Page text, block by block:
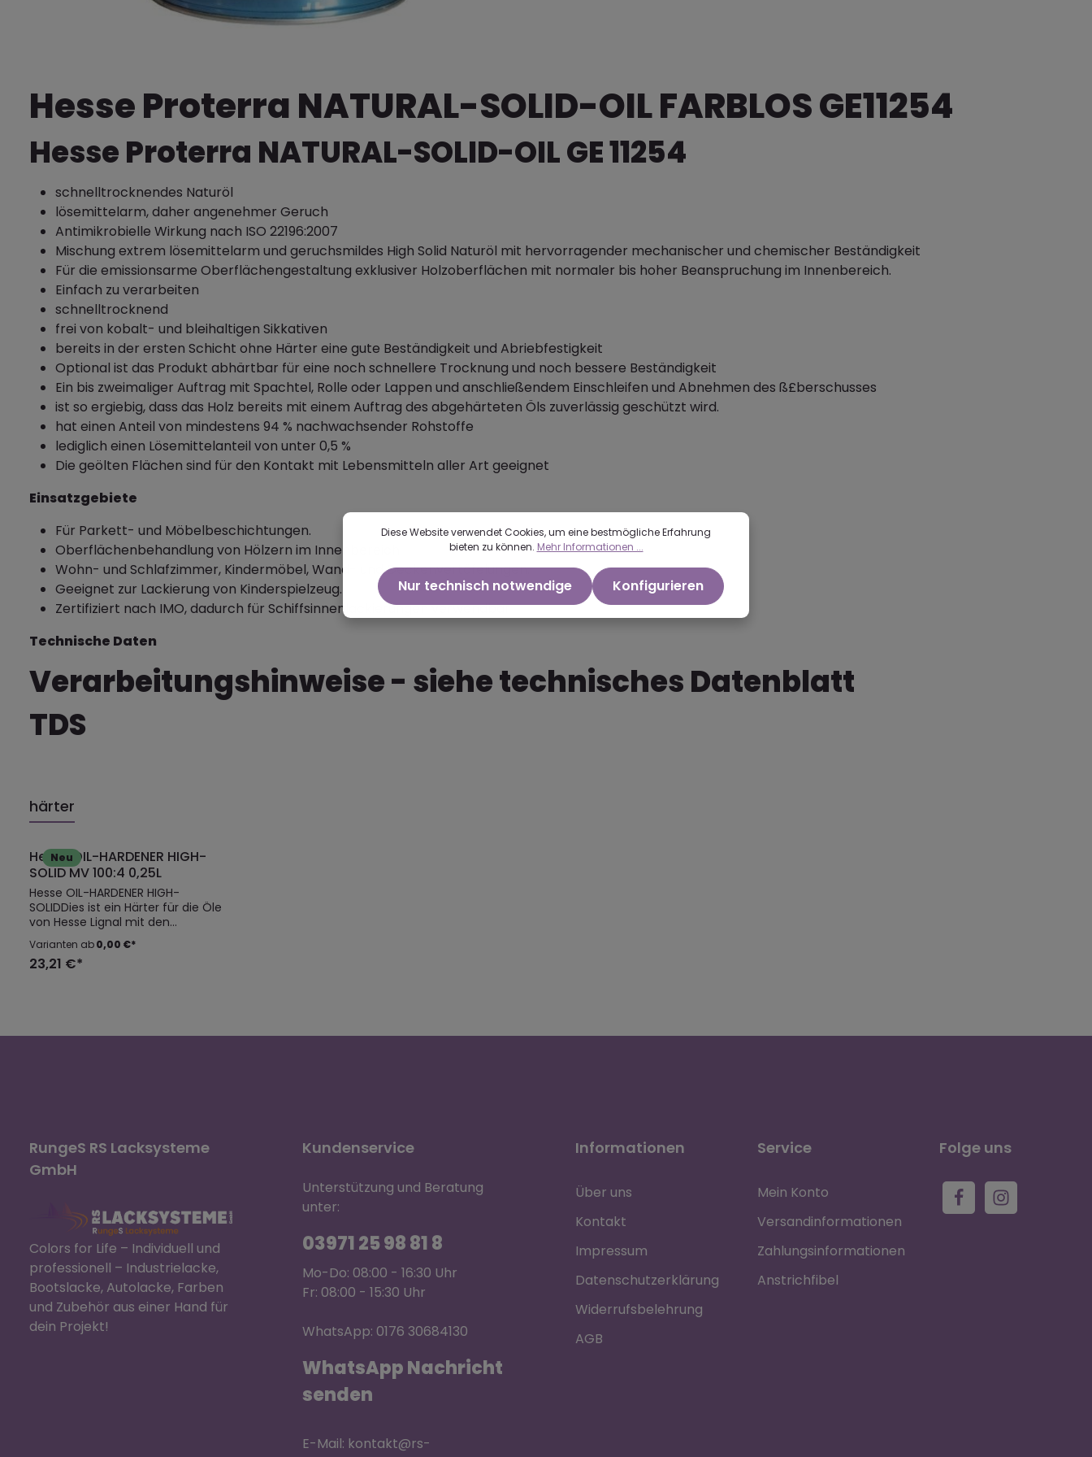
Hesse Proterra NATURAL-SOLID-OIL FARBLOS GE11254
Hesse Proterra NATURAL-SOLID-OIL GE 11254
schnelltrocknendes Naturöl
lösemittelarm, daher angenehmer Geruch
Antimikrobielle Wirkung nach ISO 22196:2007
Mischung extrem lösemittelarm und geruchsmildes High Solid Naturöl mit hervorragender mechanischer und chemischer Beständigkeit
Für die emissionsarme Oberflächengestaltung exklusiver Holzoberflächen mit normaler bis hoher Beanspruchung im Innenbereich.
Einfach zu verarbeiten
schnelltrocknend
frei von kobalt- und bleihaltigen Sikkativen
bereits in der ersten Schicht ohne Härter eine gute Beständigkeit und Abriebfestigkeit
Optional ist das Produkt abhärtbar für eine noch schnellere Trocknung und noch bessere Beständigkeit
Ein bis zweimaliger Auftrag mit Spachtel, Rolle oder Lappen und anschließendem Einschleifen und Abnehmen des ß£berschusses
ist so ergiebig, dass das Holz bereits mit einem Auftrag des abgehärteten Öls zuverlässig geschützt wird.
hat einen Anteil von mindestens 94 % nachwachsender Rohstoffe
lediglich einen Lösemittelanteil von unter 0,5 %
Die geölten Flächen sind für den Kontakt mit Lebensmitteln aller Art geeignet
Einsatzgebiete
Für Parkett- und Möbelbeschichtungen.
Oberflächenbehandlung von Hölzern im Innenbereich
Wohn- und Schlafzimmer, Kindermöbel, Wand- und Deckenvertäfelungen.
Geeignet zur Lackierung von Kinderspielzeug.
Zertifiziert nach IMO, dadurch für Schiffsinnenlackierungen verwendbar
Technische Daten
Verarbeitungshinweise - siehe technisches Datenblatt
TDS
härter
Neu
Hesse OIL-HARDENER HIGH-
SOLID MV 100:4 0,25L
Hesse OIL-HARDENER HIGH-
SOLIDDies ist ein Härter für die Öle
von Hesse Lignal mit den
Bezeichnungen OE und OB.Durch
die Zugabe wird die Vernetzung
und Aushärtung des Öles
entnehmen Sie bitte dem
Varianten ab0,00 €*
23,21 €*
RungeS RS Lacksysteme
GmbH
Colors for Life – Individuell und
professionell – Industrielacke,
Bootslacke, Autolacke, Farben
und Zubehör aus einer Hand für
dein Projekt!
Kundenservice
Unterstützung und Beratung
unter:
03971 25 98 81 8
Mo-Do: 08:00 - 16:30 Uhr
Fr: 08:00 - 15:30 Uhr
WhatsApp: 0176 30684130
WhatsApp Nachricht
senden
E-Mail: kontakt@rs-
Informationen
Über uns
Kontakt
Impressum
Datenschutzerklärung
Widerrufsbelehrung
AGB
Service
Mein Konto
Versandinformationen
Zahlungsinformationen
Anstrichfibel
Folge uns
Diese Website verwendet Cookies, um eine bestmögliche Erfahrung
bieten zu können. Mehr Informationen ...
Nur technisch notwendige Konfigurieren